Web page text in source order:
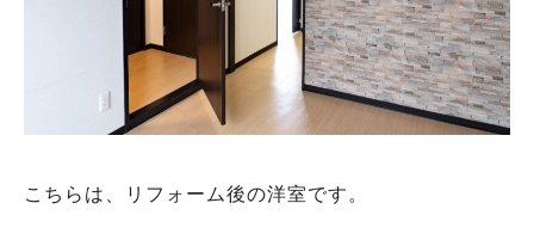
こちらは、リフォーム後の洋室です。